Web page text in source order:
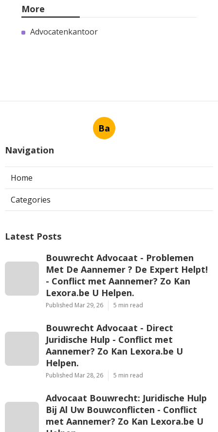
More
Advocatenkantoor
Ba
Navigation
Home
Categories
Latest Posts
Bouwrecht Advocaat - Problemen
Met De Aannemer ? De Expert Helpt!
- Conflict met Aannemer? Zo Kan
Lexora.be U Helpen.
Published Mar 29, 26 5 min read
Bouwrecht Advocaat - Direct
Juridische Hulp - Conflict met
Aannemer? Zo Kan Lexora.be U
Helpen.
Published Mar 28, 26 5 min read
Advocaat Bouwrecht: Juridische Hulp
Bij Al Uw Bouwconflicten - Conflict
met Aannemer? Zo Kan Lexora.be U